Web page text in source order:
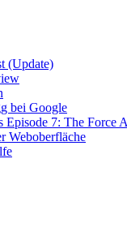
(Update)
bei Google
Episode 7: The Force
Weboberfläche